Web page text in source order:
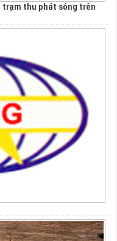
trạm thu phát sóng trên